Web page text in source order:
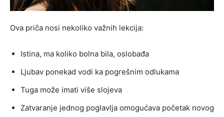
Ova priča nosi nekoliko važnih lekcija:
Istina, ma koliko bolna bila, oslobađa
Ljubav ponekad vodi ka pogrešnim odlukama
Tuga može imati više slojeva
Zatvaranje jednog poglavlja omogućava početak novog